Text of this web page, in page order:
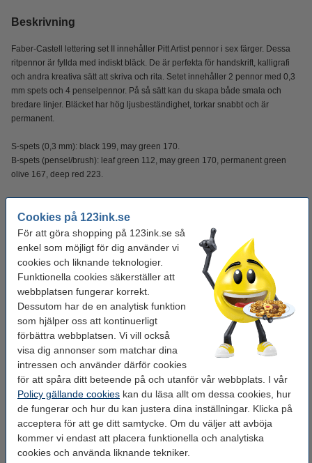
Cookies på 123ink.se
För att göra shopping på 123ink.se så
enkel som möjligt för dig använder vi
cookies och liknande teknologier.
Funktionella cookies säkerställer att
webbplatsen fungerar korrekt.
Dessutom har de en analytisk funktion
som hjälper oss att kontinuerligt
förbättra webbplatsen. Vi vill också
visa dig annonser som matchar dina
intressen och använder därför cookies
för att spåra ditt beteende på och utanför vår webbplats. I vår
Policy gällande cookies kan du läsa allt om dessa cookies, hur
de fungerar och hur du kan justera dina inställningar. Klicka på
acceptera för att ge ditt samtycke. Om du väljer att avböja
kommer vi endast att placera funktionella och analytiska
cookies och använda liknande tekniker.
Beskrivning
Faber-Castell lettering set II innehåller Pitt Artist pennor i sex färger. Dessa
ritpennor är fyllda med indiskt bläck. De är perfekta för handskrift, kalligrafi
och andra kreativa sätt att skriva och rita. Setet innehåller 2 pennor med 0,3
mm spets och 4 penselpennor. På så sätt kan du skapa både smala och
bredare linjer. Bläcket har hög ljusbeständighet, torkar snabbt och är
permanent.
S-spets (0,3 mm): black 199, may green 170.
B-spets (pensel/brush): leaf green 112, may green 170, permanent green
olive 167, deep red 223.
Specifikationer
Varumärke: Faber-Castell
diverse
Antal: 6 st
0,3mm / borste
Sort: ritpennor
Set: handlettering I
OEM: FC-267117
Vårt artikelnr: 220084
Glöm inte att beställa!